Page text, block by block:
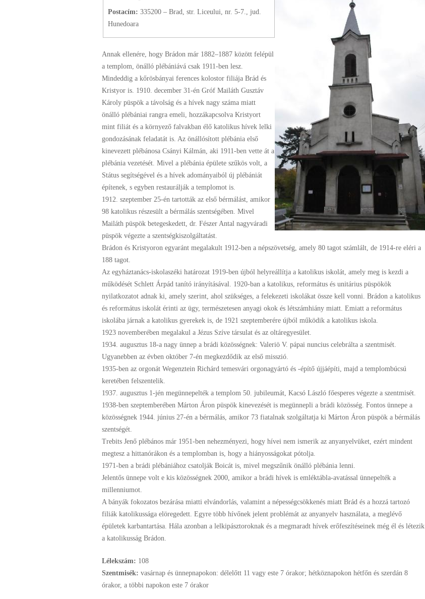
Postacím: 335200 – Brad, str. Liceului, nr. 5-7., jud.
Hunedoara
Annak ellenére, hogy Brádon már 1882–1887 között felépül
a templom, önálló plébániává csak 1911-ben lesz.
Mindeddig a kőrösbányai ferences kolostor filiája Brád és
Kristyor is. 1910. december 31-én Gróf Mailáth Gusztáv
Károly püspök a távolság és a hívek nagy száma miatt
önálló plébániai rangra emeli, hozzákapcsolva Kristyort
mint filiát és a környező falvakban élő katolikus hívek lelki
gondozásának feladatát is. Az önállósított plébánia első
kinevezett plébánosa Csányi Kálmán, aki 1911-ben vette át a
plébánia vezetését. Mivel a plébánia épülete szűkös volt, a
Státus segítségével és a hívek adományaiból új plébániát
építenek, s egyben restaurálják a templomot is.
1912. szeptember 25-én tartották az első bérmálást, amikor
98 katolikus részesült a bérmálás szentségében. Mivel
Mailáth püspök betegeskedett, dr. Fészer Antal nagyváradi
püspök végezte a szentségkiszolgáltatást.
Brádon és Kristyoron egyaránt megalakult 1912-ben a népszövetség, amely 80 tagot számlált, de 1914-re eléri a
188 tagot.
Az egyháztanács-iskolaszéki határozat 1919-ben újból helyreállítja a katolikus iskolát, amely meg is kezdi a
működését Schlett Árpád tanító irányításával. 1920-ban a katolikus, református és unitárius püspökök
nyilatkozatot adnak ki, amely szerint, ahol szükséges, a felekezeti iskolákat össze kell vonni. Brádon a katolikus
és református iskolát érinti az ügy, természetesen anyagi okok és létszámhiány miatt. Emiatt a református
iskolába járnak a katolikus gyerekek is, de 1921 szeptemberére újból működik a katolikus iskola.
1923 novemberében megalakul a Jézus Szíve társulat és az oltáregyesület.
1934. augusztus 18-a nagy ünnep a brádi közösségnek: Valeriö V. pápai nuncius celebrálta a szentmisét.
Ugyanebben az évben október 7-én megkezdődik az első misszió.
1935-ben az orgonát Wegenztein Richárd temesvári orgonagyártó és -építő újjáépíti, majd a templombúcsú
keretében felszentelik.
1937. augusztus 1-jén megünnepelték a templom 50. jubileumát, Kacsó László főesperes végezte a szentmisét.
1938-ben szeptemberében Márton Áron püspök kinevezését is megünnepli a brádi közösség. Fontos ünnepe a
közösségnek 1944. június 27-én a bérmálás, amikor 73 fiatalnak szolgáltatja ki Márton Áron püspök a bérmálás
szentségét.
Trebits Jenő plébános már 1951-ben nehezményezi, hogy hívei nem ismerik az anyanyelvüket, ezért mindent
megtesz a hittanórákon és a templomban is, hogy a hiányosságokat pótolja.
1971-ben a brádi plébániához csatolják Boicát is, mivel megszűnik önálló plébánia lenni.
Jelentős ünnepe volt e kis közösségnek 2000, amikor a brádi hívek is emléktábla-avatással ünnepelték a
millenniumot.
A bányák fokozatos bezárása miatti elvándorlás, valamint a népességcsökkenés miatt Brád és a hozzá tartozó
filiák katolikussága elöregedett. Egyre több hívőnek jelent problémát az anyanyelv használata, a meglévő
épületek karbantartása. Hála azonban a lelkipásztoroknak és a megmaradt hívek erőfeszítéseinek még él és létezik
a katolikusság Brádon.
Lélekszám: 108
Szentmisék: vasárnap és ünnepnapokon: délelőtt 11 vagy este 7 órakor; hétköznapokon hétfőn és szerdán 8
órakor, a többi napokon este 7 órakor